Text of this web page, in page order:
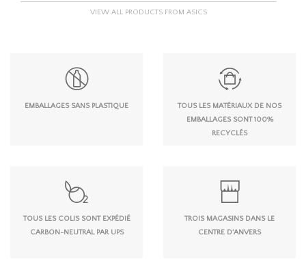
VIEW ALL PRODUCTS FROM ASICS
EMBALLAGES SANS PLASTIQUE
TOUS LES MATÉRIAUX DE NOS
EMBALLAGES SONT 100%
RECYCLÉS
TOUS LES COLIS SONT EXPÉDIÉ
CARBON-NEUTRAL PAR UPS
TROIS MAGASINS DANS LE
CENTRE D'ANVERS